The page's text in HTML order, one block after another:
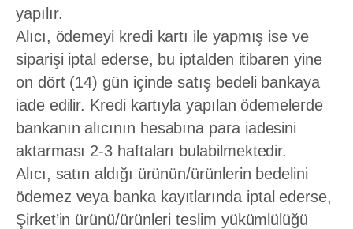
yapılır.
Alıcı, ödemeyi kredi kartı ile yapmış ise ve
siparişi iptal ederse, bu iptalden itibaren yine
on dört (14) gün içinde satış bedeli bankaya
iade edilir. Kredi kartıyla yapılan ödemelerde
bankanın alıcının hesabına para iadesini
aktarması 2-3 haftaları bulabilmektedir.
Alıcı, satın aldığı ürünün/ürünlerin bedelini
ödemez veya banka kayıtlarında iptal ederse,
Şirket’in ürünü/ürünleri teslim yükümlülüğü